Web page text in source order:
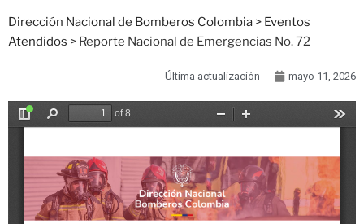
Dirección Nacional de Bomberos Colombia > Eventos
Atendidos > Reporte Nacional de Emergencias No. 72
Última actualización mayo 11, 2026